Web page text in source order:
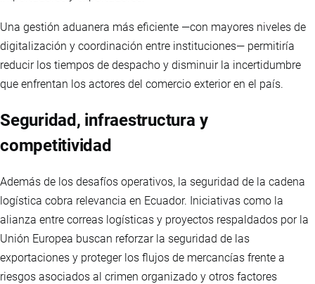
Una gestión aduanera más eficiente —con mayores niveles de
digitalización y coordinación entre instituciones— permitiría
reducir los tiempos de despacho y disminuir la incertidumbre
que enfrentan los actores del comercio exterior en el país.
Seguridad, infraestructura y
competitividad
Además de los desafíos operativos, la seguridad de la cadena
logística cobra relevancia en Ecuador. Iniciativas como la
alianza entre correas logísticas y proyectos respaldados por la
Unión Europea buscan reforzar la seguridad de las
exportaciones y proteger los flujos de mercancías frente a
riesgos asociados al crimen organizado y otros factores